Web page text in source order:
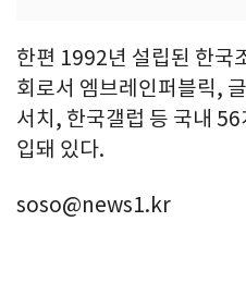
한편 1992년 설립된 한국
회로서 엠브레인퍼블릭,
서치, 한국갤럽 등 국내
입돼 있다.
soso@news1.kr